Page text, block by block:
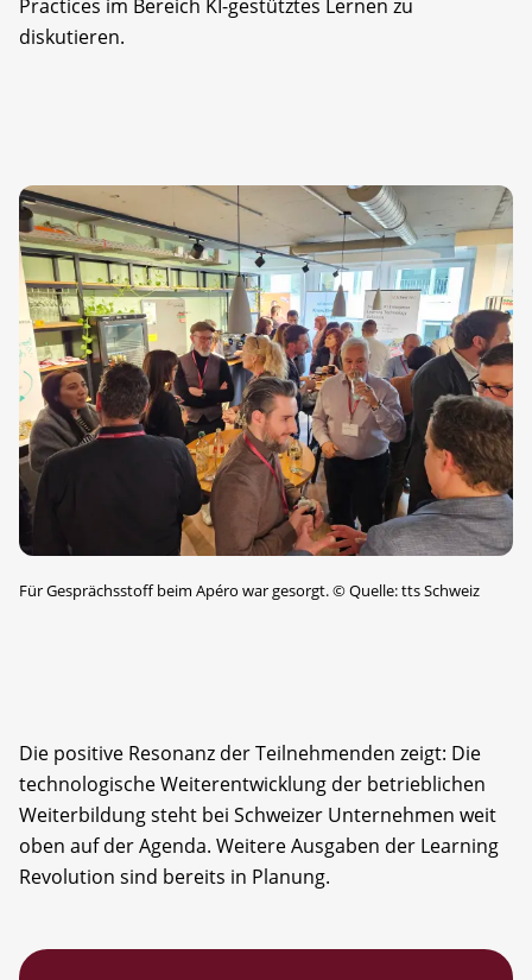
Practices im Bereich KI-gestütztes Lernen zu
diskutieren.
Für Gesprächsstoff beim Apéro war gesorgt.©Quelle: tts Schweiz
Die positive Resonanz der Teilnehmenden zeigt: Die
technologische Weiterentwicklung der betrieblichen
Weiterbildung steht bei Schweizer Unternehmen weit
oben auf der Agenda. Weitere Ausgaben der Learning
Revolution sind bereits in Planung.